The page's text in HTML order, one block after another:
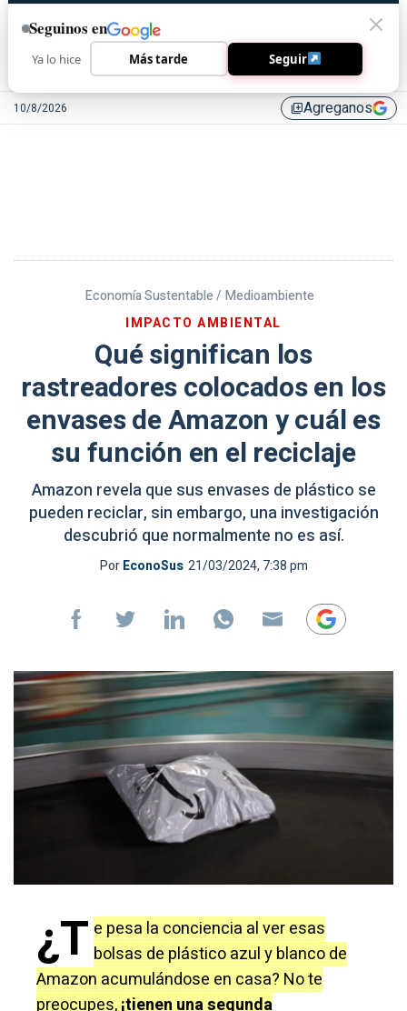
10/8/2026 library_addAgreganos
Economía Sustentable / Medioambiente
IMPACTO AMBIENTAL
Qué significan los
rastreadores colocados en los
envases de Amazon y cuál es
su función en el reciclaje
Amazon revela que sus envases de plástico se
pueden reciclar, sin embargo, una investigación
descubrió que normalmente no es así.
PorEconoSus 21/03/2024, 7:38 pm
¿T e pesa la conciencia al ver esas
bolsas de plástico azul y blanco de
Amazon acumulándose en casa? No te
preocupes,¡tienen una segunda
Seguinos en
Ya lo hice Más tarde Seguir